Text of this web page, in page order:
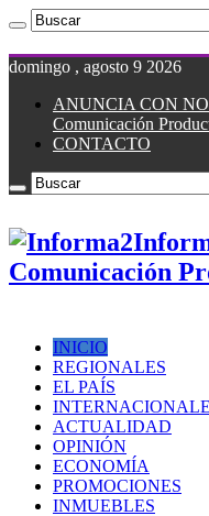
domingo , agosto 9 2026
ANUNCIA CON
Comunicación
CONTACTO
Comunicación
INICIO
REGIONALES
EL PAÍS
ACTUALIDAD
OPINIÓN
ECONOMÍA
PROMOCIONES
INMUEBLES